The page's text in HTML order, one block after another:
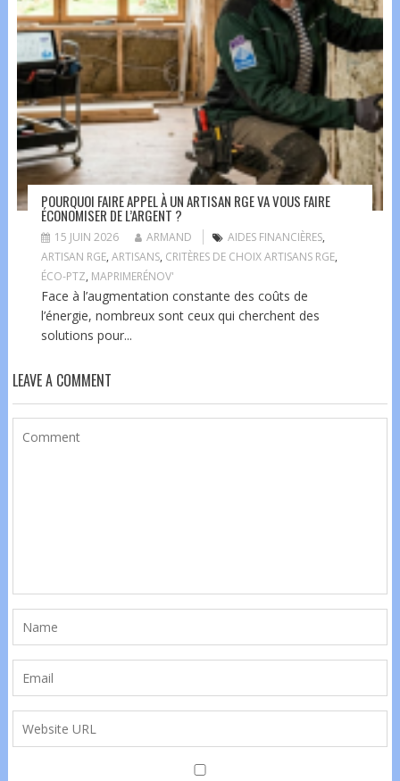
POURQUOI FAIRE APPEL À UN ARTISAN RGE VA VOUS FAIRE
ÉCONOMISER DE L’ARGENT ?
15 JUIN 2026 ARMAND AIDES FINANCIÈRES,
ARTISAN RGE, ARTISANS, CRITÈRES DE CHOIX ARTISANS RGE,
ÉCO-PTZ, MAPRIMERÉNOV'
Face à l’augmentation constante des coûts de
l’énergie, nombreux sont ceux qui cherchent des
solutions pour...
LEAVE A COMMENT